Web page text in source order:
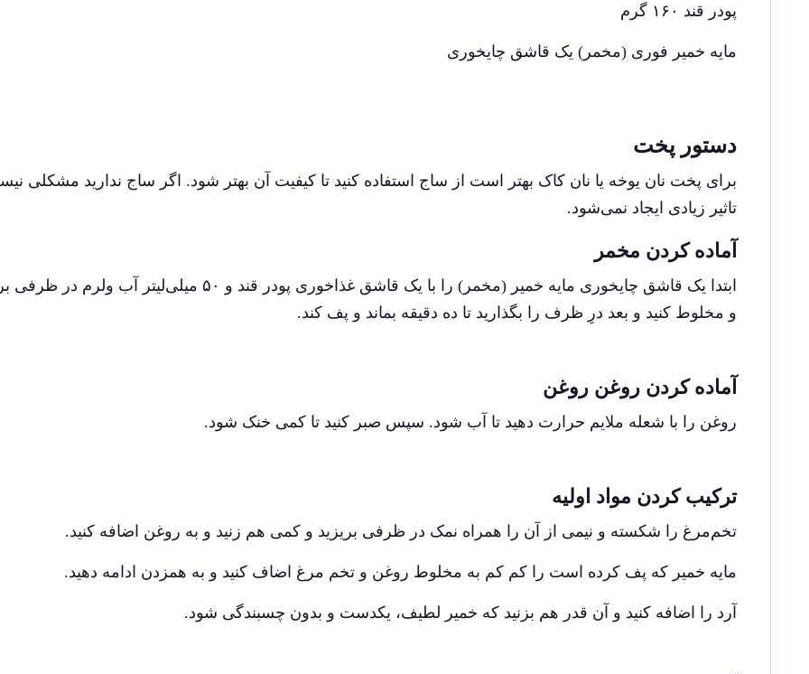
پودر قند ۱۶۰ گرم
مایه خمیر فوری (مخمر) یک قاشق چایخوری
دستور پخت
برای پخت نان یوخه یا نان کاک بهتر است از ساج استفاده کنید تا کیفیت آن بهتر شود. اگر ساج ندارید مشکلی
تاثیر زیادی ایجاد نمی‌شود.
آماده کردن مخمر
ابتدا یک قاشق چایخوری مایه خمیر (مخمر) را با یک قاشق غذاخوری پودر قند و ۵۰ میلی‌لیتر آب
و مخلوط کنید و بعد درِ ظرف را بگذارید تا ده دقیقه بماند و پف کند.
آماده کردن روغن روغن
روغن را با شعله ملایم حرارت دهید تا آب شود. سپس صبر کنید تا کمی خنک شود.
ترکیب کردن مواد اولیه
تخم‌مرغ را شکسته و نیمی از آن را همراه نمک در ظرفی بریزید و کمی هم زنید و به روغن اضافه کنید.
مایه خمیر که پف کرده است را کم کم به مخلوط روغن و تخم مرغ اضاف کنید و به همزدن ادامه دهید.
آرد را اضافه کنید و آن قدر هم بزنید که خمیر لطیف، یکدست و بدون چسبندگی شود.